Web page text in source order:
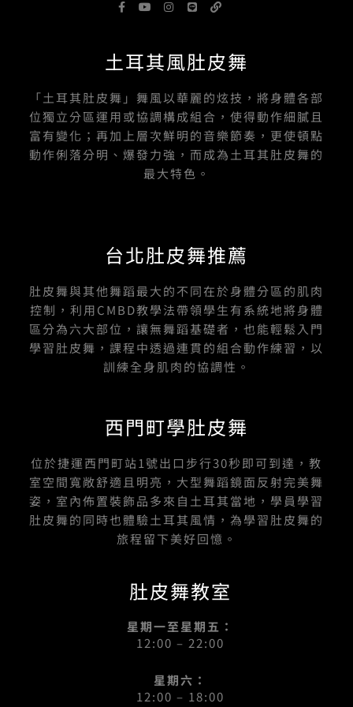
a
o
o
f
o
b
e
n
g
r
i i
土耳其風肚皮舞
「土耳其肚皮舞」舞風以華麗的炫技，將身體各部
位獨立分區運用或協調構成組合，使得動作細膩且
富有變化；再加上層次鮮明的音樂節奏，更使頓點
動作俐落分明、爆發力強，而成為土耳其肚皮舞的
最大特色。
台北肚皮舞推薦
肚皮舞與其他舞蹈最大的不同在於身體分區的肌肉
控制，利用CMBD教學法帶領學生有系統地將身體
區分為六大部位，讓無舞蹈基礎者，也能輕鬆入門
學習肚皮舞，課程中透過連貫的組合動作練習，以
訓練全身肌肉的協調性。
西門町學肚皮舞
位於捷運西門町站1號出口步行30秒即可到達，教
室空間寬敞舒適且明亮，大型舞蹈鏡面反射完美舞
姿，室內佈置裝飾品多來自土耳其當地，學員學習
肚皮舞的同時也體驗土耳其風情，為學習肚皮舞的
旅程留下美好回憶。
肚皮舞教室
星期一至星期五：
12:00 – 22:00
星期六：
12:00 – 18:00